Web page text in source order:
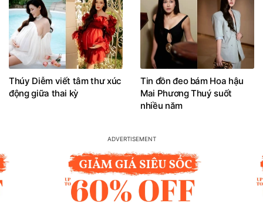
Thúy Diễm viết tâm thư xúc
động giữa thai kỳ
Tin đồn đeo bám Hoa hậu
Mai Phương Thuý suốt
nhiều năm